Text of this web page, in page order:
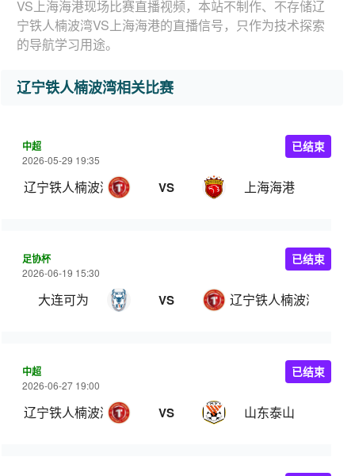
VS上海海港现场比赛直播视频，本站不制作、不存储辽
宁铁人楠波湾VS上海海港的直播信号，只作为技术探索
的导航学习用途。
辽宁铁人楠波湾相关比赛
中超
2026-05-29 19:35
辽宁铁人楠波湾 VS 上海海港
已结束
足协杯
2026-06-19 15:30
大连可为 VS 辽宁铁人楠波湾
已结束
中超
2026-06-27 19:00
辽宁铁人楠波湾 VS 山东泰山
已结束